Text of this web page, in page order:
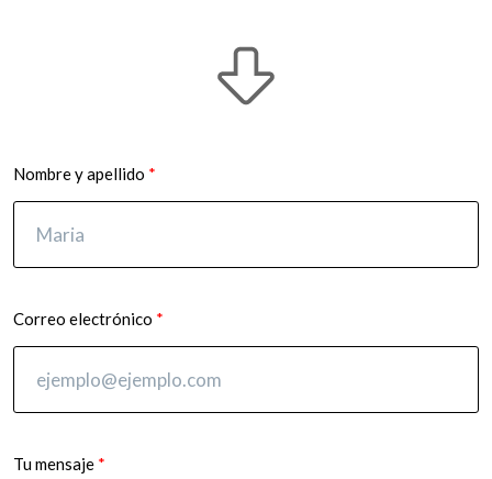
Nombre y apellido
Correo electrónico
Tu mensaje